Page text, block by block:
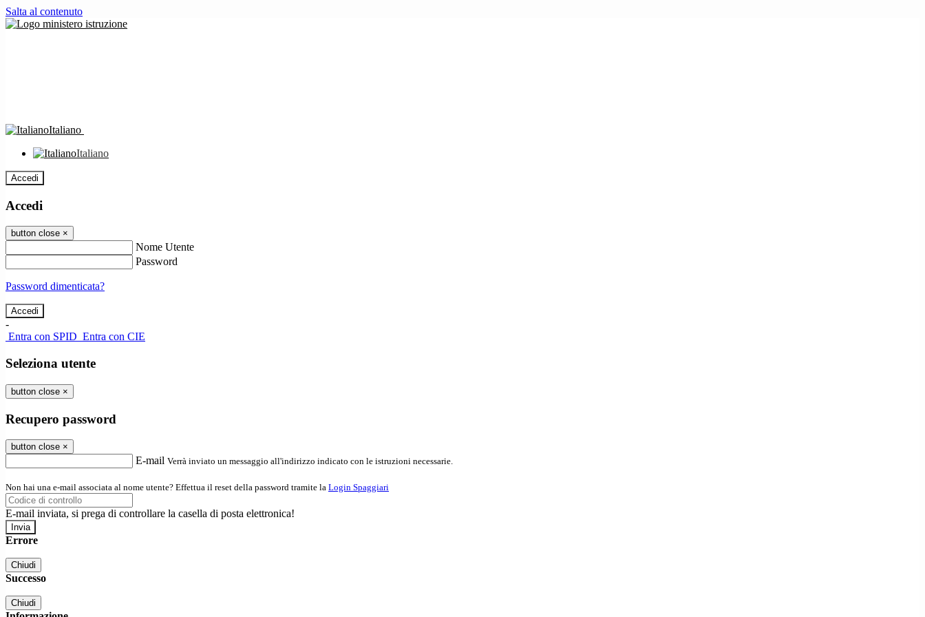
Salta al contenuto
Italiano
Italiano
Accedi
Accedi
button close ×
Nome Utente
Password
Password dimenticata?
-
Entra con SPID Entra con CIE
Seleziona utente
button close ×
Recupero password
button close ×
E-mail Verrà inviato un messaggio all'indirizzo indicato con le istruzioni necessarie.
Non hai una e-mail associata al nome utente? Effettua il reset della password tramite la Login Spaggiari
E-mail inviata, si prega di controllare la casella di posta elettronica!
Errore
Chiudi
Successo
Chiudi